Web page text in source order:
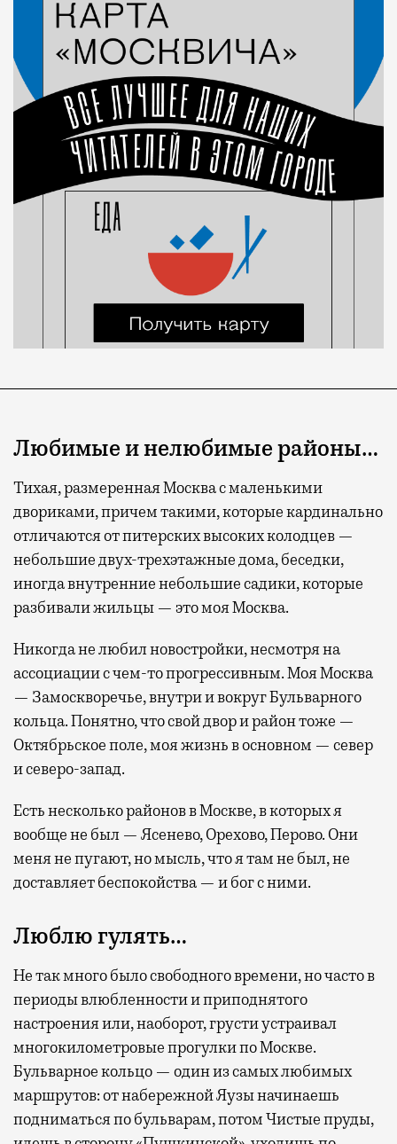
Любимые и нелюбимые районы…
Тихая, размеренная Москва с маленькими
двориками, причем такими, которые кардинально
отличаются от питерских высоких колодцев —
небольшие двух-трехэтажные дома, беседки,
иногда внутренние небольшие садики, которые
разбивали жильцы — это моя Москва.
Никогда не любил новостройки, несмотря на
ассоциации с чем-то прогрессивным. Моя Москва
— Замоскворечье, внутри и вокруг Бульварного
кольца. Понятно, что свой двор и район тоже —
Октябрьское поле, моя жизнь в основном — север
и северо-запад.
Есть несколько районов в Москве, в которых я
вообще не был — Ясенево, Орехово, Перово. Они
меня не пугают, но мысль, что я там не был, не
доставляет беспокойства — и бог с ними.
Люблю гулять…
Не так много было свободного времени, но часто в
периоды влюбленности и приподнятого
настроения или, наоборот, грусти устраивал
многокилометровые прогулки по Москве.
Бульварное кольцо — один из самых любимых
маршрутов: от набережной Яузы начинаешь
подниматься по бульварам, потом Чистые пруды,